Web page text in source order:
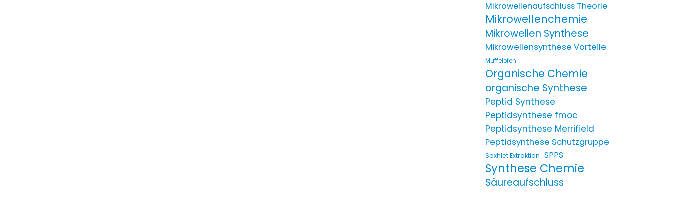
Mikrowellenaufschluss Theorie
Mikrowellenchemie
Mikrowellen Synthese
Mikrowellensynthese Vorteile
Muffelofen
Organische Chemie
organische Synthese
Peptid Synthese
Peptidsynthese fmoc
Peptidsynthese Merrifield
Peptidsynthese Schutzgruppe
Soxhlet Extraktion SPPS
Synthese Chemie
Säureaufschluss